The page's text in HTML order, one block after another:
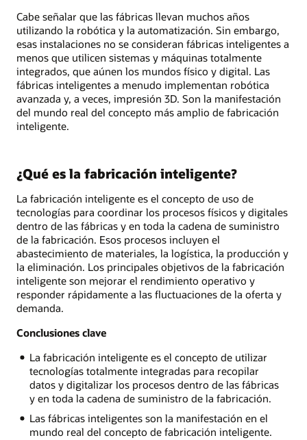
Cabe señalar que las fábricas llevan muchos años
utilizando la robótica y la automatización. Sin embargo,
esas instalaciones no se consideran fábricas inteligentes a
menos que utilicen sistemas y máquinas totalmente
integrados, que aúnen los mundos físico y digital. Las
fábricas inteligentes a menudo implementan robótica
avanzada y, a veces, impresión 3D. Son la manifestación
del mundo real del concepto más amplio de fabricación
inteligente.
¿Qué es la fabricación inteligente?
La fabricación inteligente es el concepto de uso de
tecnologías para coordinar los procesos físicos y digitales
dentro de las fábricas y en toda la cadena de suministro
de la fabricación. Esos procesos incluyen el
abastecimiento de materiales, la logística, la producción y
la eliminación. Los principales objetivos de la fabricación
inteligente son mejorar el rendimiento operativo y
responder rápidamente a las fluctuaciones de la oferta y
demanda.
Conclusiones clave
La fabricación inteligente es el concepto de utilizar
tecnologías totalmente integradas para recopilar
datos y digitalizar los procesos dentro de las fábricas
y en toda la cadena de suministro de la fabricación.
Las fábricas inteligentes son la manifestación en el
mundo real del concepto de fabricación inteligente.